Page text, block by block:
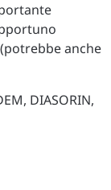
anche
DIASORIN,